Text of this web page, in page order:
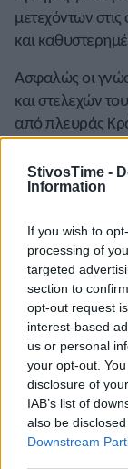
StivosTime -
Information
If you wish to
processing of
targeted
section to
opt-out request
interest-based
us or personal
your opt-out.
disclosure of
IAB’s list of
also be
Downstream
μετεχόντων
και
Ασφαλώς οι
και στελεχών
από πλευράς
αγώνων ήταν
κάποια
τεχνολογικούς
Τέλος, για
επαγγελματικό
χρόνο
Υπηρεσίας
συντάκτες Χρ.
δέχτηκαν να
λαθεύω…) και
των εθελοντών
αφήσει